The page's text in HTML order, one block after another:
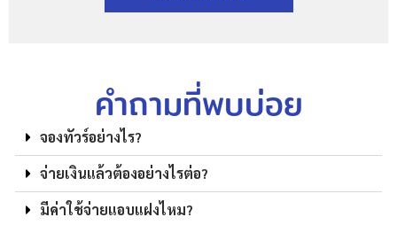
คำถามที่พบบ่อย
จองทัวร์อย่างไร?
จ่ายเงินแล้วต้องอย่างไรต่อ?
มีค่าใช้จ่ายแอบแฝงไหม?